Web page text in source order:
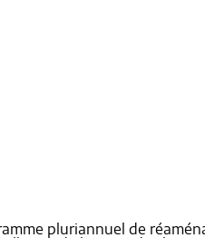
pluriannuel de